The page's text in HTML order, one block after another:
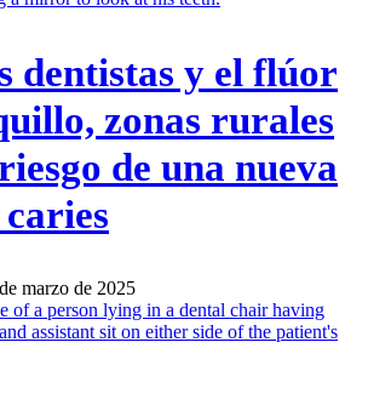
dentistas y el flúor
zonas rurales
de una nueva
marzo de 2025